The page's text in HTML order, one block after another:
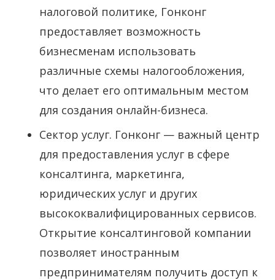
налоговой политике, Гонконг
предоставляет возможность
бизнесменам использовать
различные схемы налогообложения,
что делает его оптимальным местом
для создания онлайн-бизнеса.
Сектор услуг. Гонконг — важный центр
для предоставления услуг в сфере
консалтинга, маркетинга,
юридических услуг и других
высококвалифицированных сервисов.
Открытие консалтинговой компании
позволяет иностранным
предпринимателям получить доступ к